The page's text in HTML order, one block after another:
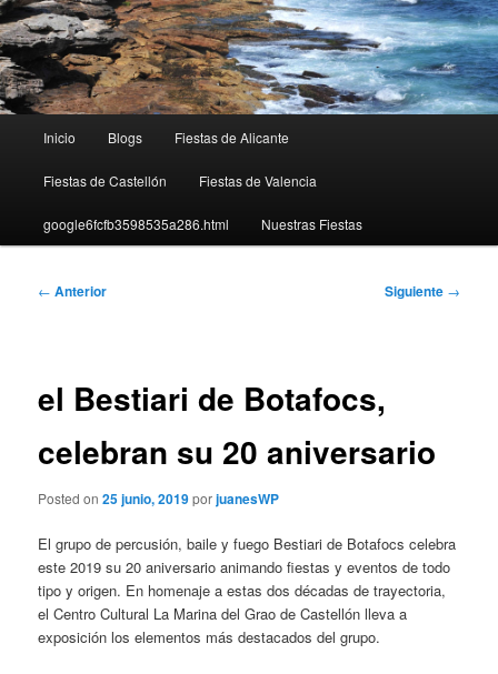
principal
Inicio Blogs Fiestas de Alicante
Fiestas de Castellón Fiestas de Valencia
google6fcfb3598535a286.html Nuestras Fiestas
Navegación
← Anterior Siguiente →
el Bestiari de Botafocs,
celebran su 20 aniversario
Posted on25 junio, 2019porjuanesWP
El grupo de percusión, baile y fuego Bestiari de Botafocs celebra
este 2019 su 20 aniversario animando fiestas y eventos de todo
tipo y origen. En homenaje a estas dos décadas de trayectoria,
el Centro Cultural La Marina del Grao de Castellón lleva a
exposición los elementos más destacados del grupo.